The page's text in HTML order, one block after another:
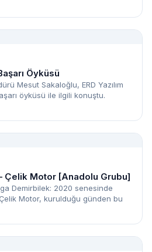
Öyküsü
Mesut Sakaloğlu, ERD Yazılım
öyküsü ile ilgili konuştu.
Çelik Motor [Anadolu Grubu]
Demirbilek: 2020 senesinde
Çelik Motor, kurulduğu günden bu